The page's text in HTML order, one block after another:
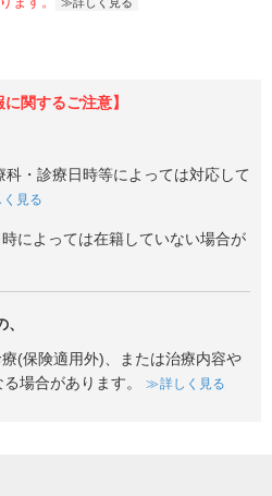
に関するご注意】
科・診療日時等によっては対応して
く見る
によっては在籍していない場合が
(保険適用外)、または治療内容や
場合があります。
詳しく見る